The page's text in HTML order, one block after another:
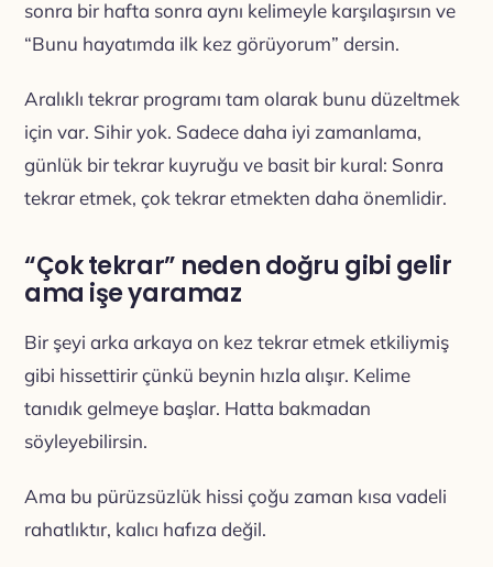
sonra bir hafta sonra aynı kelimeyle karşılaşırsın ve
“Bunu hayatımda ilk kez görüyorum” dersin.
Aralıklı tekrar programı tam olarak bunu düzeltmek
için var. Sihir yok. Sadece daha iyi zamanlama,
günlük bir tekrar kuyruğu ve basit bir kural: Sonra
tekrar etmek, çok tekrar etmekten daha önemlidir.
“Çok tekrar” neden doğru gibi gelir
ama işe yaramaz
Bir şeyi arka arkaya on kez tekrar etmek etkiliymiş
gibi hissettirir çünkü beynin hızla alışır. Kelime
tanıdık gelmeye başlar. Hatta bakmadan
söyleyebilirsin.
Ama bu pürüzsüzlük hissi çoğu zaman kısa vadeli
rahatlıktır, kalıcı hafıza değil.